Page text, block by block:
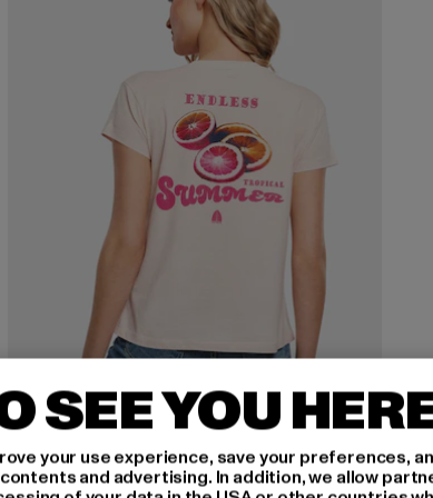
SEE YOU
your use experience, save your preferences,
and advertising. In addition, we allow